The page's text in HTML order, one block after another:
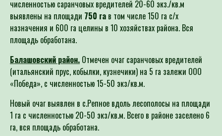
выявлены на площади750 гав том числе 150 га с/х
назначения и 600 га целиныв 10 хозяйствах района. Вся
площадь обработана.
Балашовский район. Отмечен очаг саранчовых вредителей
(итальянский прус, кобылки, кузнечики) на 5 га залежи ООО
«Победа», с численностью 15-50 экз/кв.м.
Новый очаг выявлен в с.Репное вдоль лесополосы на площади
1 га с численностью 20-50 экз/кв.м. Всего в районе заселено 6
га, вся площадь обработана.